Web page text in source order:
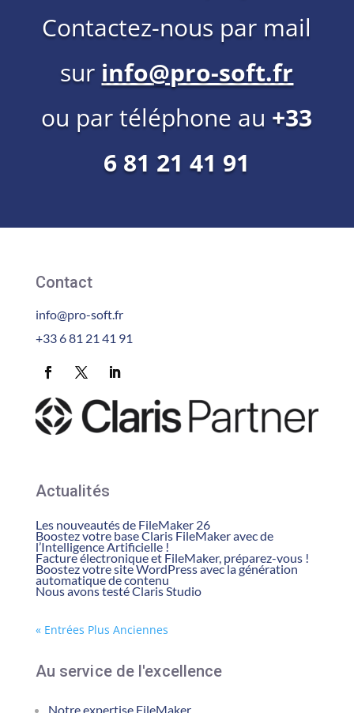
Contactez-nous par mail
sur info@pro-soft.fr
ou par téléphone au +33
6 81 21 41 91
Contact
info@pro-soft.fr
+33 6 81 21 41 91
Actualités
Les nouveautés de FileMaker 26
Boostez votre base Claris FileMaker avec de
l’Intelligence Artificielle !
Facture électronique et FileMaker, préparez-vous !
Boostez votre site WordPress avec la génération
automatique de contenu
Nous avons testé Claris Studio
« Entrées Plus Anciennes
Au service de l'excellence
Notre expertise FileMaker